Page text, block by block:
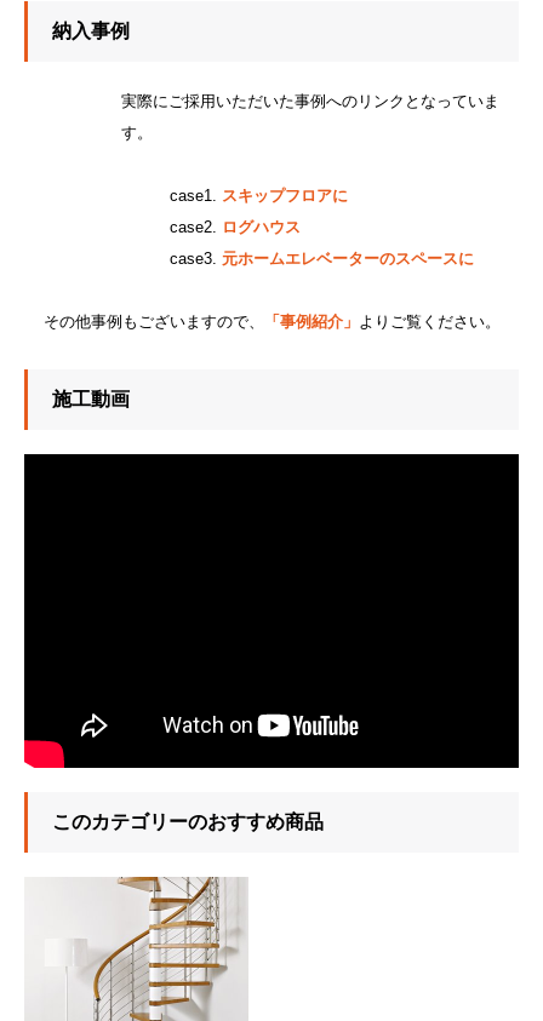
納入事例
実際にご採用いただいた事例へのリンクとなっていま
す。
case1.
スキップフロアに
case2.
ログハウス
case3. 元ホームエレベーターのスペースに
その他事例もございますので、 「事例紹介」 よりご覧ください。
施工動画
このカテゴリーのおすすめ商品